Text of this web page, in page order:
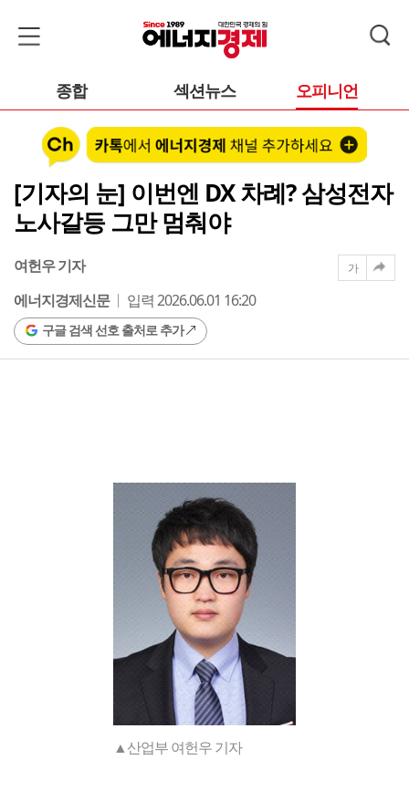
종합 섹션뉴스 오피니언
[기자의 눈] 이번엔 DX 차례? 삼성전자
노사갈등 그만 멈춰야
여헌우 기자
에너지경제신문
입력 2026.06.01 16:20
구글 검색 선호 출처로 추가
가
▲산업부 여헌우 기자